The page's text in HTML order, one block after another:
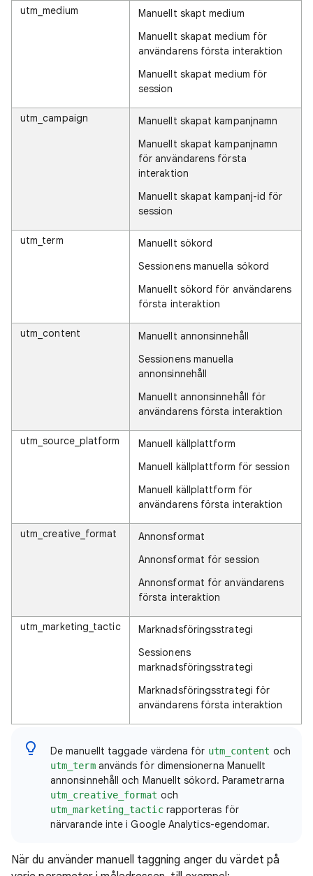
utm_medium
Manuellt skapt medium
Manuellt skapat medium för
användarens första interaktion
Manuellt skapat medium för
session
utm_campaign
Manuellt skapat kampanjnamn
Manuellt skapat kampanjnamn
för användarens första
interaktion
Manuellt skapat kampanj-id för
session
utm_term
Manuellt sökord
Sessionens manuella sökord
Manuellt sökord för användarens
första interaktion
utm_content
Manuellt annonsinnehåll
Sessionens manuella
annonsinnehåll
Manuellt annonsinnehåll för
användarens första interaktion
utm_source_platform
Manuell källplattform
Manuell källplattform för session
Manuell källplattform för
användarens första interaktion
utm_creative_format
Annonsformat
Annonsformat för session
Annonsformat för användarens
första interaktion
utm_marketing_tactic
Marknadsföringsstrategi
Sessionens
marknadsföringsstrategi
Marknadsföringsstrategi för
användarens första interaktion
De manuellt taggade värdena för utm_content och
utm_termanvänds för dimensionerna Manuellt
annonsinnehåll och Manuellt sökord. Parametrarna
utm_creative_format och
utm_marketing_tacticrapporteras för
närvarande inte i Google Analytics-egendomar.
När du använder manuell taggning anger du värdet på